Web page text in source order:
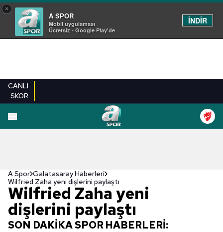
×
A SPOR
Mobil uygulaması
Ücretsiz - Google Play'de
İNDİR
CANLI
SKOR
A Spor Galatasaray Haberleri
Wilfried Zaha yeni dişlerini paylaştı
Wilfried Zaha yeni
dişlerini paylaştı
SON DAKİKA SPOR HABERLERİ: